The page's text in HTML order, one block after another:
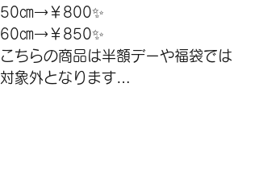
50㎝→￥800✨
60㎝→￥850✨
こちらの商品は半額デーや福袋では
対象外となります…